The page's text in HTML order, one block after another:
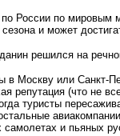
России по мировым
сезона и может
решился на
в Москву или Санкт-
репутация (что не
туристы
самолетах и пьяных